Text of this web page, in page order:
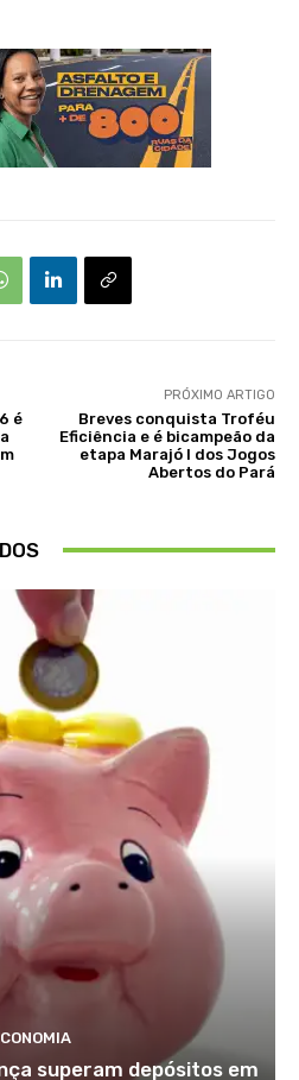
é
PRÓXIMO ARTIGO
Breves conquista Troféu
Eficiência e é bicampeão da
etapa Marajó I dos Jogos
Abertos do Pará
superam depósitos em